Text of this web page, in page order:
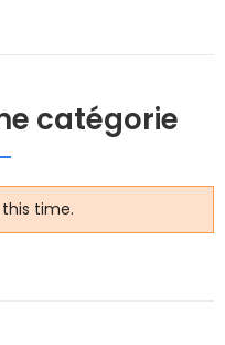
catégorie
time.